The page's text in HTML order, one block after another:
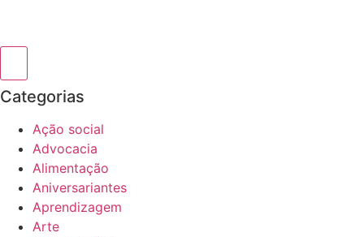
Categorias
Ação social
Advocacia
Alimentação
Aniversariantes
Aprendizagem
Arte